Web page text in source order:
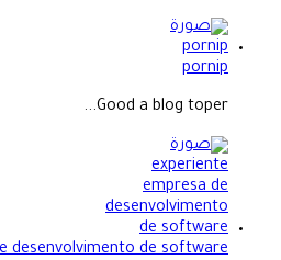
pornip
Good a blog toper...
desenvolvimento de software